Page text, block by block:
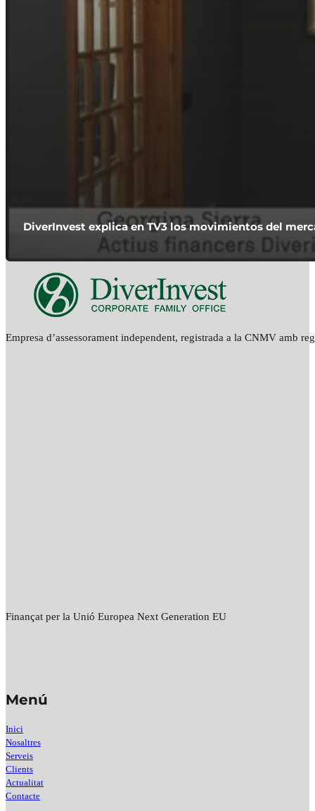
DiverInvest explica en TV3 los movimientos del
Empresa d’assessorament independent, registrada a la CNMV amb
Finançat per la Unió Europea Next Generation EU
Menú
Inici
Nosaltres
Serveis
Clients
Actualitat
Contacte